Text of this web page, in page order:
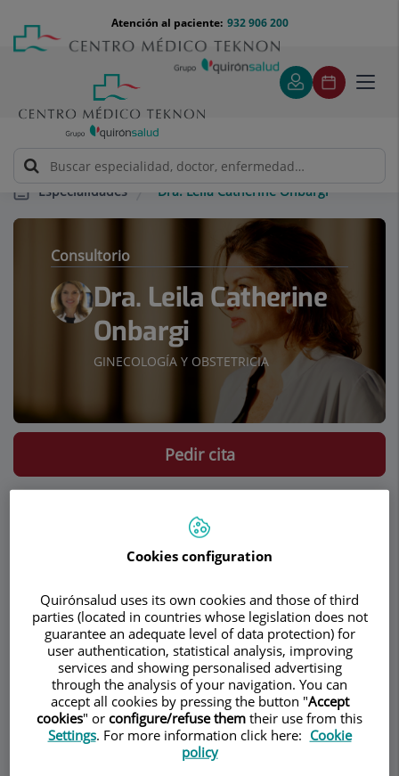
contenido
Menú
teléfono
cabecera
932 906 200
Atención al paciente:
Especialidades Dra. Leila Catherine Onbargi
Consultorio
Dra. Leila Catherine
Onbargi
GINECOLOGÍA Y OBSTETRICIA
Pedir cita
Descripción
Dra. Leila Catherine Onbargies una ginecóloga
Norteamericana afincada en Barcelona que se
licenció en medicina por la Feinberg School of
Medicine (Northwestern University) antes de
Cookies configuration
Quirónsalud uses its own cookies and those of third
parties (located in countries whose legislation does not
guarantee an adequate level of data protection) for
user authentication, statistical analysis, improving
services and showing personalised advertising
through the analysis of your navigation. You can
accept all cookies by pressing the button "Accept
cookies" or configure/refuse them their use from this
Settings. For more information click here: Cookie
policy